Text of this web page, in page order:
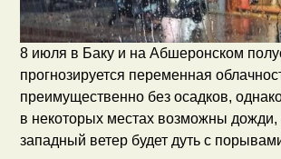
8 июля в Баку и на Абшеронском
прогнозируется переменная
преимущественно без осадков,
в некоторых местах возможны дожди,
западный ветер будет дуть с